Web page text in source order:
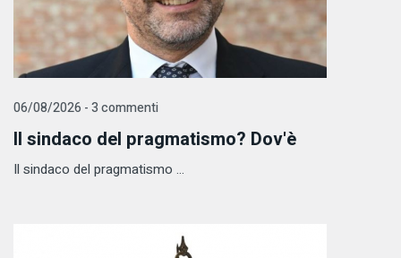
06/08/2026 - 3 commenti
Il sindaco del pragmatismo? Dov'è
Il sindaco del pragmatismo ...